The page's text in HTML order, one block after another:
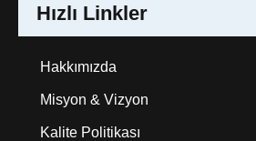
Hızlı Linkler
Hakkımızda
Misyon & Vizyon
Kalite Politikası